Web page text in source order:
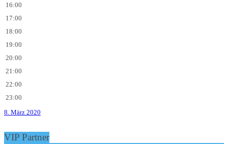
16:00
17:00
18:00
19:00
20:00
21:00
22:00
23:00
8. März 2020
VIP Partner